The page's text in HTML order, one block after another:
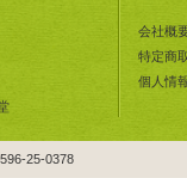
会社概
特定商
個人情
25-0378